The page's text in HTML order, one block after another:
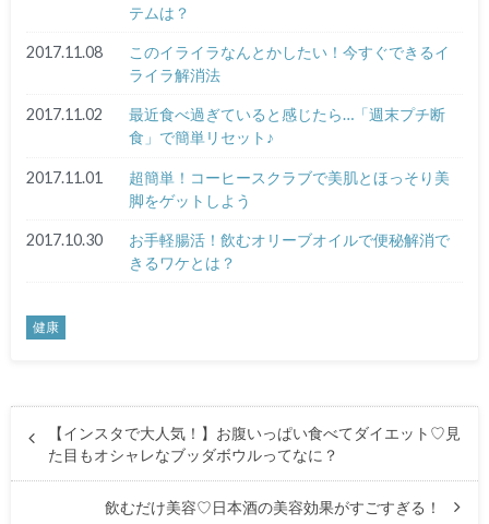
テムは？
2017.11.08
このイライラなんとかしたい！今すぐできるイ
ライラ解消法
2017.11.02
最近食べ過ぎていると感じたら…「週末プチ断
食」で簡単リセット♪
2017.11.01
超簡単！コーヒースクラブで美肌とほっそり美
脚をゲットしよう
2017.10.30
お手軽腸活！飲むオリーブオイルで便秘解消で
きるワケとは？
健康
【インスタで大人気！】お腹いっぱい食べてダイエット♡見
た目もオシャレなブッダボウルってなに？
飲むだけ美容♡日本酒の美容効果がすごすぎる！